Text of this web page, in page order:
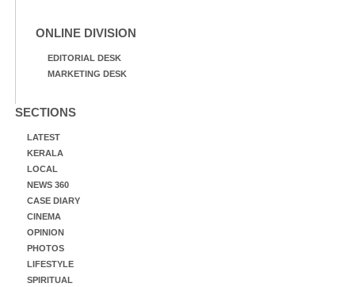
ONLINE DIVISION
EDITORIAL DESK
MARKETING DESK
SECTIONS
LATEST
KERALA
LOCAL
NEWS 360
CASE DIARY
CINEMA
OPINION
PHOTOS
LIFESTYLE
SPIRITUAL